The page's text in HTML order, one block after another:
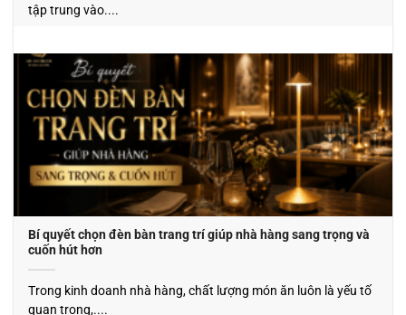
tập trung vào....
Bí quyết chọn đèn bàn trang trí giúp nhà hàng sang trọng và
cuốn hút hơn
Trong kinh doanh nhà hàng, chất lượng món ăn luôn là yếu tố
quan trọng,....